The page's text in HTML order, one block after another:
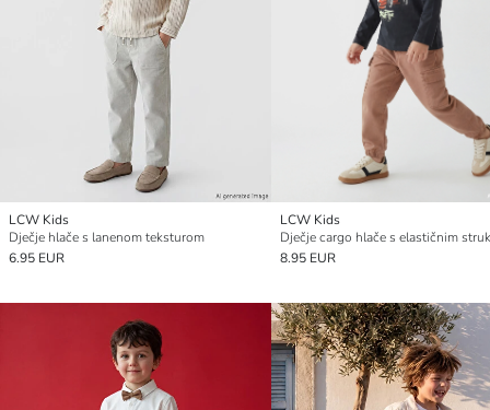
LCW Kids
Dječje hlače s lanenom teksturom
6.95 EUR
LCW Kids
Dječje cargo hlače s elastičnim
8.95 EUR